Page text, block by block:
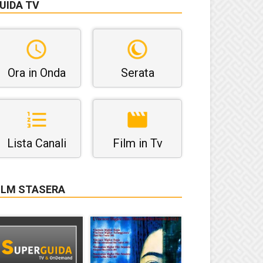
TV
Ora in Onda Serata
Lista Canali Film in Tv
STASERA